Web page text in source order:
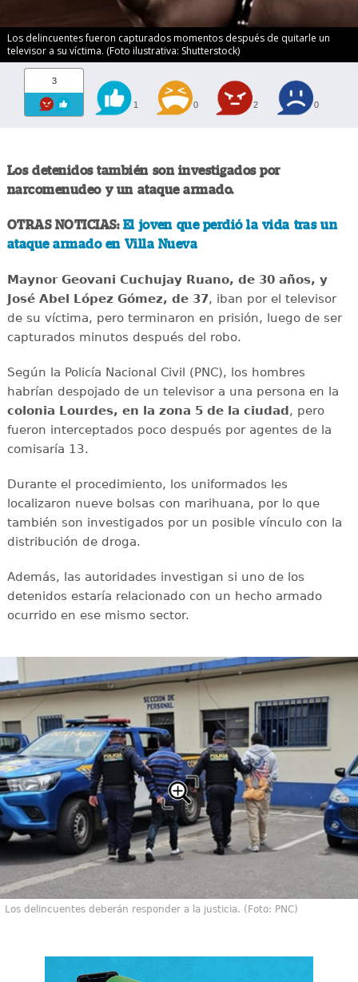
Los delincuentes fueron capturados momentos después de quitarle un
televisor a su víctima. (Foto ilustrativa: Shutterstock)
3
1 0 2 0
Los detenidos también son investigados por
narcomenudeo y un ataque armado.
OTRAS NOTICIAS: El joven que perdió la vida tras un
ataque armado en Villa Nueva
Maynor Geovani Cuchujay Ruano, de 30 años, y
José Abel López Gómez, de 37, iban por el televisor
de su víctima, pero terminaron en prisión, luego de ser
capturados minutos después del robo.
Según la Policía Nacional Civil (PNC), los hombres
habrían despojado de un televisor a una persona en la
colonia Lourdes, en la zona 5 de la ciudad, pero
fueron interceptados poco después por agentes de la
comisaría 13.
Durante el procedimiento, los uniformados les
localizaron nueve bolsas con marihuana, por lo que
también son investigados por un posible vínculo con la
distribución de droga.
Además, las autoridades investigan si uno de los
detenidos estaría relacionado con un hecho armado
ocurrido en ese mismo sector.
Los delincuentes deberán responder a la justicia. (Foto: PNC)